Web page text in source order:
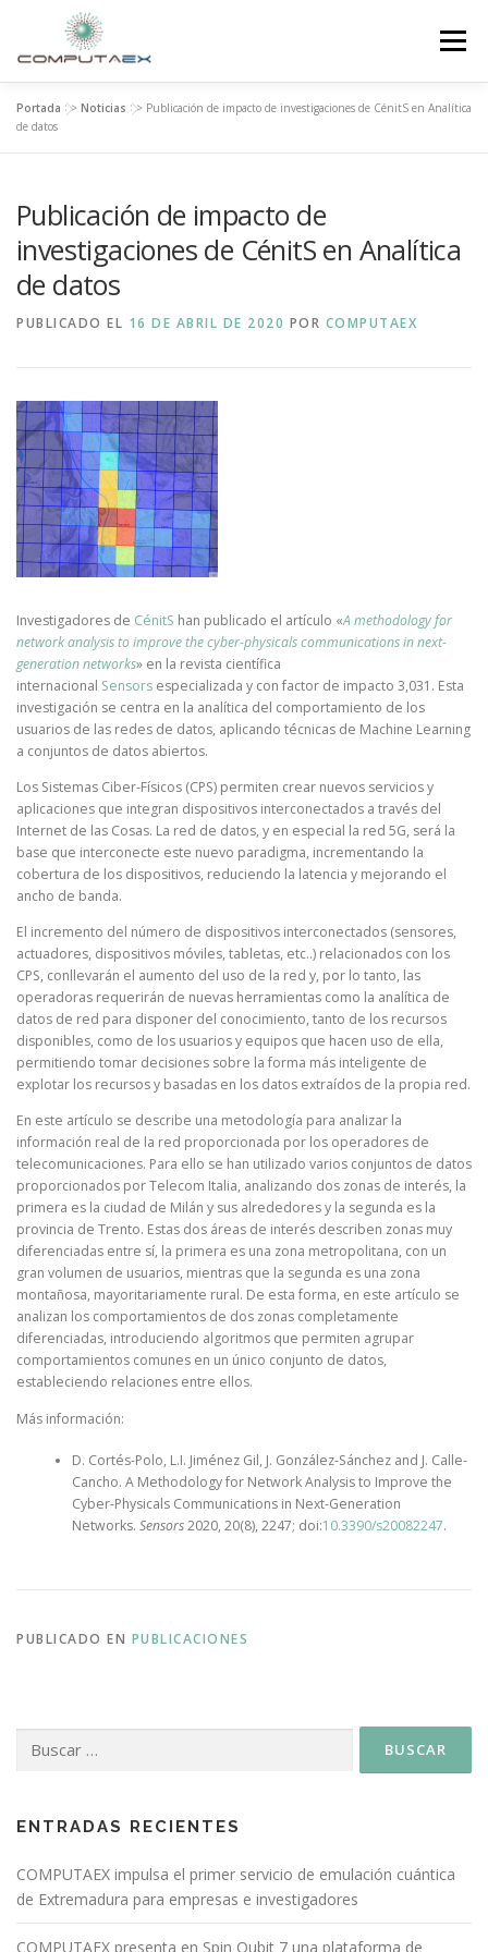
Menú
INICIO
SUPERCOMPUTACIÓN NOTICIAS
INVESTIGACIÓN E INNOVACIÓN
Portada >> Noticias >> Publicación de impacto de investigaciones de CénitS en Analítica
de datos
Publicación de impacto de
investigaciones de CénitS en Analítica
de datos
PUBLICADO EL 16 DE ABRIL DE 2020 POR COMPUTAEX
Investigadores de CénitS han publicado el artículo «A methodology for
network analysis to improve the cyber-physicals communications in next-
generation networks» en la revista científica
internacional Sensors especializada y con factor de impacto 3,031. Esta
investigación se centra en la analítica del comportamiento de los
usuarios de las redes de datos, aplicando técnicas de Machine Learning
a conjuntos de datos abiertos.
Los Sistemas Ciber-Físicos (CPS) permiten crear nuevos servicios y
aplicaciones que integran dispositivos interconectados a través del
Internet de las Cosas. La red de datos, y en especial la red 5G, será la
base que interconecte este nuevo paradigma, incrementando la
cobertura de los dispositivos, reduciendo la latencia y mejorando el
ancho de banda.
El incremento del número de dispositivos interconectados (sensores,
actuadores, dispositivos móviles, tabletas, etc..) relacionados con los
CPS, conllevarán el aumento del uso de la red y, por lo tanto, las
operadoras requerirán de nuevas herramientas como la analítica de
datos de red para disponer del conocimiento, tanto de los recursos
disponibles, como de los usuarios y equipos que hacen uso de ella,
permitiendo tomar decisiones sobre la forma más inteligente de
explotar los recursos y basadas en los datos extraídos de la propia red.
En este artículo se describe una metodología para analizar la
información real de la red proporcionada por los operadores de
telecomunicaciones. Para ello se han utilizado varios conjuntos de datos
proporcionados por Telecom Italia, analizando dos zonas de interés, la
primera es la ciudad de Milán y sus alrededores y la segunda es la
provincia de Trento. Estas dos áreas de interés describen zonas muy
diferenciadas entre sí, la primera es una zona metropolitana, con un
gran volumen de usuarios, mientras que la segunda es una zona
montañosa, mayoritariamente rural. De esta forma, en este artículo se
analizan los comportamientos de dos zonas completamente
diferenciadas, introduciendo algoritmos que permiten agrupar
comportamientos comunes en un único conjunto de datos,
estableciendo relaciones entre ellos.
Más información:
D. Cortés-Polo, L.I. Jiménez Gil, J. González-Sánchez and J. Calle-
Cancho. A Methodology for Network Analysis to Improve the
Cyber-Physicals Communications in Next-Generation
Networks. Sensors2020, 20(8), 2247; doi:10.3390/s20082247.
PUBLICADO EN PUBLICACIONES
ENTRADAS RECIENTES
COMPUTAEX impulsa el primer servicio de emulación cuántica
de Extremadura para empresas e investigadores
COMPUTAEX presenta en Spin Qubit 7 una plataforma de